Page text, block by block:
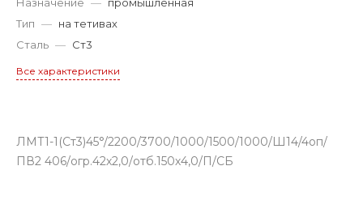
Тип — на тетивах
Сталь — Ст3
Все характеристики
ЛМТ1-1(Ст3)45°/2200/3700/1000/1500/1000/Ш14/4оп/
ПВ2 406/огр.42х2,0/отб.150х4,0/П/СБ